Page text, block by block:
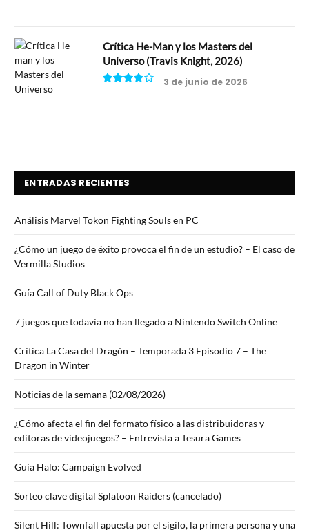
Crítica He-Man y los Masters del
Universo (Travis Knight, 2026)
3 de junio de 2026
ENTRADAS RECIENTES
Análisis Marvel Tokon Fighting Souls en PC
¿Cómo un juego de éxito provoca el fin de un estudio? – El caso de
Vermilla Studios
Guía Call of Duty Black Ops
7 juegos que todavía no han llegado a Nintendo Switch Online
Crítica La Casa del Dragón – Temporada 3 Episodio 7 – The
Dragon in Winter
Noticias de la semana (02/08/2026)
¿Cómo afecta el fin del formato físico a las distribuidoras y
editoras de videojuegos? – Entrevista a Tesura Games
Guía Halo: Campaign Evolved
Sorteo clave digital Splatoon Raiders (cancelado)
Silent Hill: Townfall apuesta por el sigilo, la primera persona y una